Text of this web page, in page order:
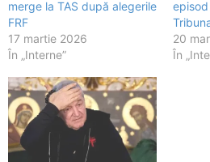
merge la TAS după alegerile
FRF
17 martie 2026
În „Interne”
episod
20
În